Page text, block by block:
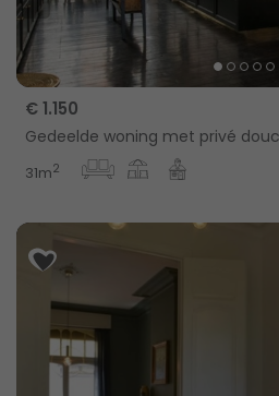
€ 1.150
Gedeelde woning met privé
31m2